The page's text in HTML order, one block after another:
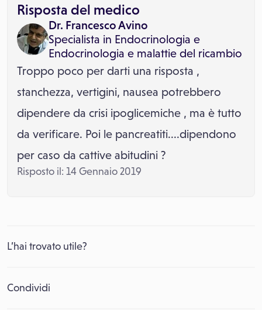
Risposta del medico
Dr. Francesco Avino
Specialista in Endocrinologia e
Endocrinologia e malattie del ricambio
Troppo poco per darti una risposta ,
stanchezza, vertigini, nausea potrebbero
dipendere da crisi ipoglicemiche , ma è tutto
da verificare. Poi le pancreatiti....dipendono
per caso da cattive abitudini ?
Risposto il: 14 Gennaio 2019
L’hai trovato utile?
Condividi